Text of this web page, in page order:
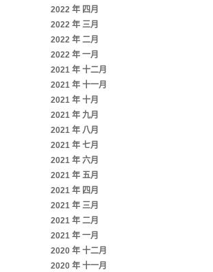
2022 年 四月
2022 年 三月
2022 年 二月
2022 年 一月
2021 年 十二月
2021 年 十一月
2021 年 十月
2021 年 九月
2021 年 八月
2021 年 七月
2021 年 六月
2021 年 五月
2021 年 四月
2021 年 三月
2021 年 二月
2021 年 一月
2020 年 十二月
2020 年 十一月